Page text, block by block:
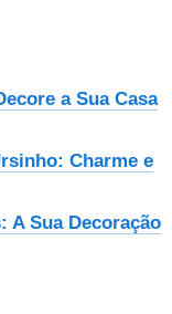
a Sua Casa
Charme e
A Sua Decoração